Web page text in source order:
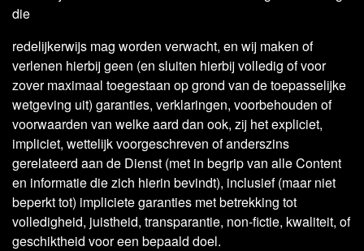
die
redelijkerwijs mag worden verwacht, en wij maken of
verlenen hierbij geen (en sluiten hierbij volledig of voor
zover maximaal toegestaan op grond van de toepasselijke
wetgeving uit) garanties, verklaringen, voorbehouden of
voorwaarden van welke aard dan ook, zij het expliciet,
impliciet, wettelijk voorgeschreven of anderszins
gerelateerd aan de Dienst (met in begrip van alle Content
en informatie die zich hierin bevindt), inclusief (maar niet
beperkt tot) impliciete garanties met betrekking tot
volledigheid, juistheid, transparantie, non-fictie, kwaliteit, of
geschiktheid voor een bepaald doel.